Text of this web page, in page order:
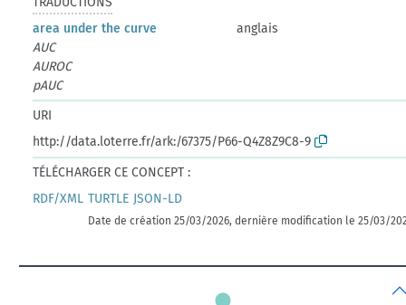
area under the curve
anglais
AUC
AUROC
pAUC
URI
http://data.loterre.fr/ark:/67375/P66-Q4Z8Z9C8-9
TÉLÉCHARGER CE CONCEPT :
RDF/XML TURTLE JSON-LD
Date de création 25/03/2026, dernière modification le 25/03/